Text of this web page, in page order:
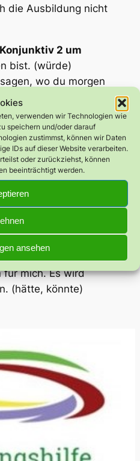
verwenden wir Technologien wie
speichern und/oder darauf
zustimmst, können wir Daten
IDs auf dieser Website verarbeiten.
oder zurückziehst, können
beeinträchtigt werden.
ansehen
die Ausbildung nicht
2 um
bist. (würde)
wo du morgen
wo du morgen
ab? (würde, könnte)
Karten kaufen soll.
es sein, dass du
könnte)
für mich. Es wird
(hätte, könnte)